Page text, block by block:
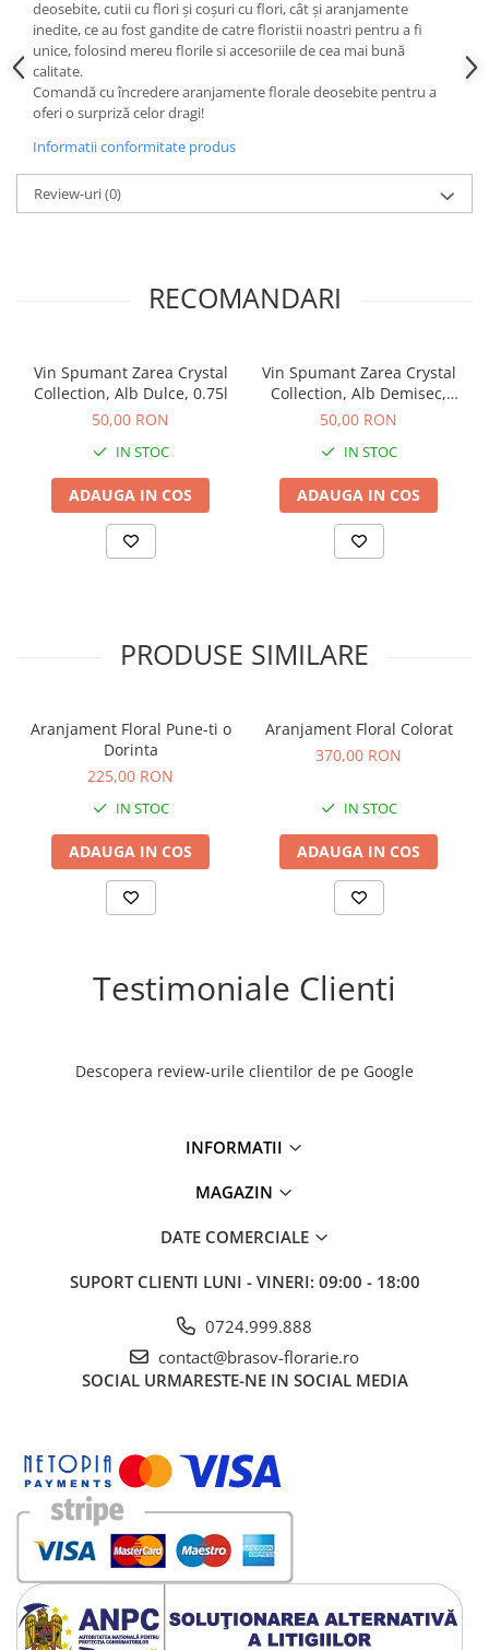
deosebite, cutii cu flori și coșuri cu flori, cât și aranjamente
inedite, ce au fost gandite de catre floristii noastri pentru a fi
unice, folosind mereu florile si accesoriile de cea mai bună
calitate.
Comandă cu încredere aranjamente florale deosebite pentru a
oferi o surpriză celor dragi!
Informatii conformitate produs
Review-uri(0)
RECOMANDARI
Vin Spumant Zarea Crystal
Collection, Alb Dulce, 0.75l
50,00 RON
IN STOC
ADAUGA IN COS
Vin Spumant Zarea Crystal
Collection, Alb Demisec,
0.75l
50,00 RON
IN STOC
ADAUGA IN COS
PRODUSE SIMILARE
Aranjament Floral Pune-ti o
Dorinta
225,00 RON
IN STOC
ADAUGA IN COS
Aranjament Floral Colorat
370,00 RON
IN STOC
ADAUGA IN COS
Testimoniale Clienti
Descopera review-urile clientilor de pe Google
INFORMATII
MAGAZIN
DATE COMERCIALE
SUPORT CLIENTI LUNI - VINERI: 09:00 - 18:00
0724.999.888
contact@brasov-florarie.ro
SOCIAL URMARESTE-NE IN SOCIAL MEDIA